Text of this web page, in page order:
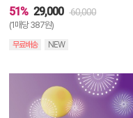
51% 29,000 60,000
(1매당 387원)
무료배송 NEW